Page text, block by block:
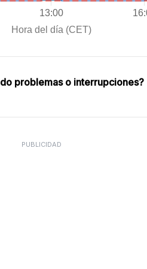
problemas o interrupciones?
PUBLICIDAD